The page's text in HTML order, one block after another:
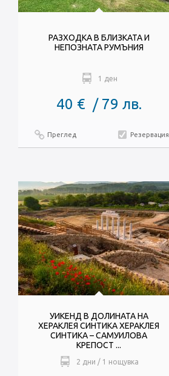
РАЗХОДКА В БЛИЗКАТА И
НЕПОЗНАТА РУМЪНИЯ
1 ден
40 € / 79 лв.
Преглед Резервация
УИКЕНД В ДОЛИНАТА НА
ХЕРАКЛЕЯ СИНТИКА ХЕРАКЛЕЯ
СИНТИКА – САМУИЛОВА
КРЕПОСТ ...
2 дни / 1 нощувка